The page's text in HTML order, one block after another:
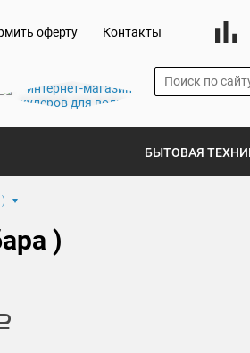
оферту Контакты
БЫТОВАЯ
)